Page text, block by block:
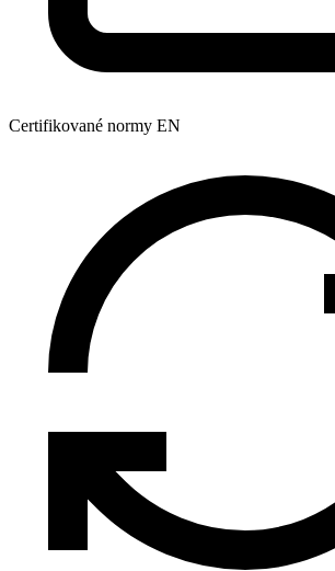
Certifikované normy EN